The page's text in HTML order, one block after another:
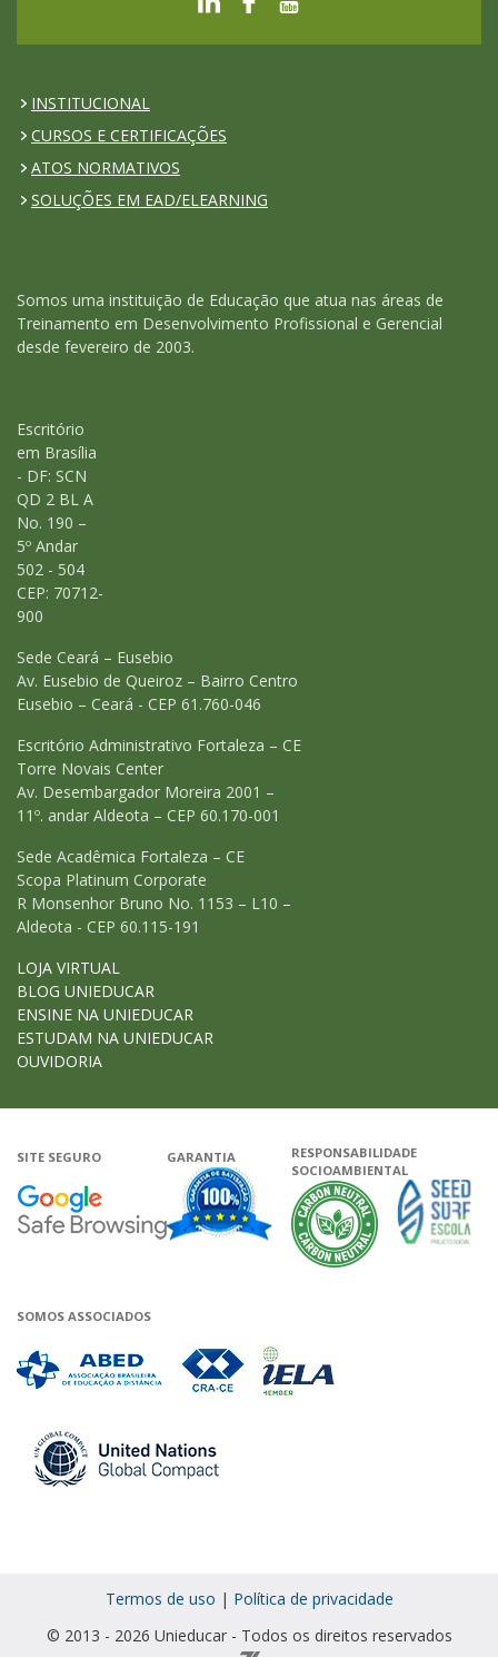
INSTITUCIONAL
CURSOS E CERTIFICAÇÕES
ATOS NORMATIVOS
SOLUÇÕES EM EAD/ELEARNING
Somos uma instituição de Educação que atua nas áreas de
Treinamento em Desenvolvimento Profissional e Gerencial
desde fevereiro de 2003.
Escritório
em Brasília
- DF: SCN
QD 2 BL A
No. 190 –
5º Andar
502 - 504
CEP: 70712-
900
Sede Ceará – Eusebio
Av. Eusebio de Queiroz – Bairro Centro
Eusebio – Ceará - CEP 61.760-046
Escritório Administrativo Fortaleza – CE
Torre Novais Center
Av. Desembargador Moreira 2001 –
11º. andar Aldeota – CEP 60.170-001
Sede Acadêmica Fortaleza – CE
Scopa Platinum Corporate
R Monsenhor Bruno No. 1153 – L10 –
Aldeota - CEP 60.115-191
LOJA VIRTUAL
BLOG UNIEDUCAR
ENSINE NA UNIEDUCAR
ESTUDAM NA UNIEDUCAR
OUVIDORIA
SITE SEGURO
Google - Status do site no
GARANTIA
Garantia de satisfação
RESPONSABILIDADE
SOCIOAMBIENTAL
A
SOMOS ASSOCIADOS
Termos de uso | Política de privacidade
© 2013 - 2026 Unieducar - Todos os direitos reservados